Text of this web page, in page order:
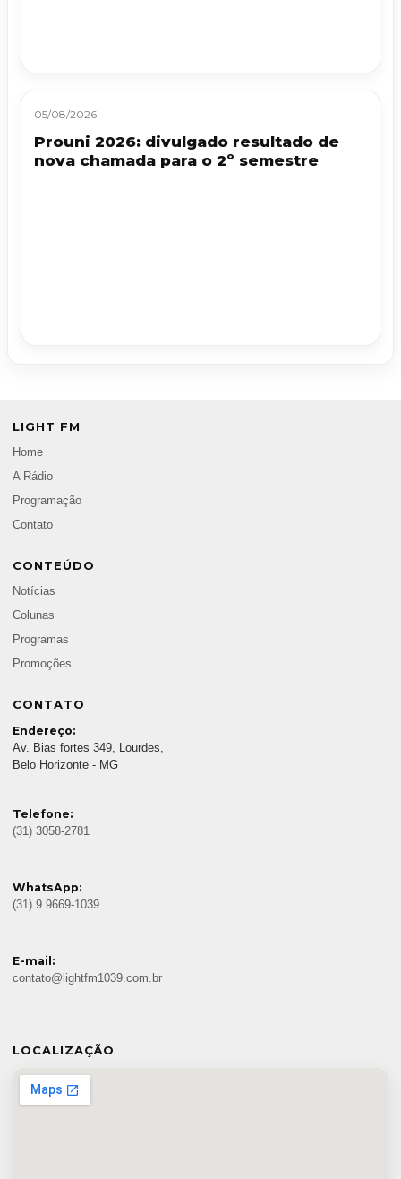
05/08/2026
Prouni 2026: divulgado resultado de
nova chamada para o 2º semestre
LIGHT FM
Home
A Rádio
Programação
Contato
CONTEÚDO
Notícias
Colunas
Programas
Promoções
CONTATO
Endereço:
Av. Bias fortes 349, Lourdes,
Belo Horizonte - MG
Telefone:
(31) 3058-2781
WhatsApp:
(31) 9 9669-1039
E-mail:
contato@lightfm1039.com.br
LOCALIZAÇÃO